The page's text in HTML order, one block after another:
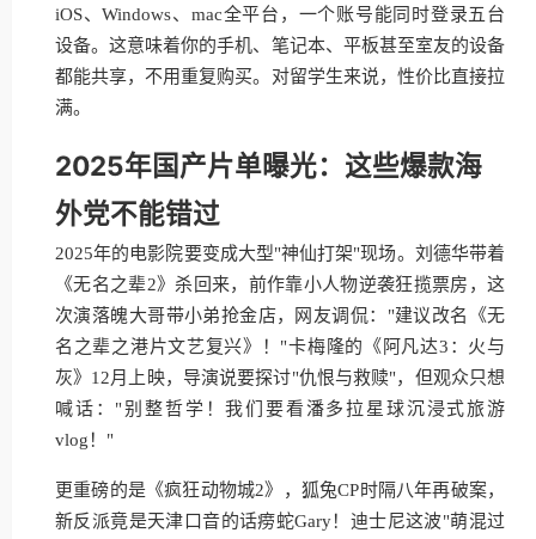
iOS、Windows、mac全平台，一个账号能同时登录五台
设备。这意味着你的手机、笔记本、平板甚至室友的设备
都能共享，不用重复购买。对留学生来说，性价比直接拉
满。
2025年国产片单曝光：这些爆款海
外党不能错过
2025年的电影院要变成大型"神仙打架"现场。刘德华带着
《无名之辈2》杀回来，前作靠小人物逆袭狂揽票房，这
次演落魄大哥带小弟抢金店，网友调侃："建议改名《无
名之辈之港片文艺复兴》！"卡梅隆的《阿凡达3：火与
灰》12月上映，导演说要探讨"仇恨与救赎"，但观众只想
喊话："别整哲学！我们要看潘多拉星球沉浸式旅游
vlog！"
更重磅的是《疯狂动物城2》，狐兔CP时隔八年再破案，
新反派竟是天津口音的话痨蛇Gary！迪士尼这波"萌混过